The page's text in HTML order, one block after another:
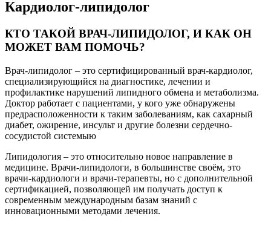
Кардиолог-липидолог
КТО ТАКОЙ ВРАЧ-ЛИПИДОЛОГ, И КАК ОН
МОЖЕТ ВАМ ПОМОЧЬ?
Врач-липидолог – это сертифицированный врач-кардиолог,
специализирующийся на диагностике, лечении и
профилактике нарушений липидного обмена и метаболизма.
Доктор работает с пациентами, у кого уже обнаружены
предрасположенности к таким заболеваниям, как сахарный
диабет, ожирение, инсульт и другие болезни сердечно-
сосудистой системыю
Липидология – это относительно новое направление в
медицине. Врачи-липидологи, в большинстве своём, это
врачи-кардиологи и врачи-терапевты, но с дополнительной
сертификацией, позволяющей им получать доступ к
современным международным базам знаний с
инновационными методами лечения.